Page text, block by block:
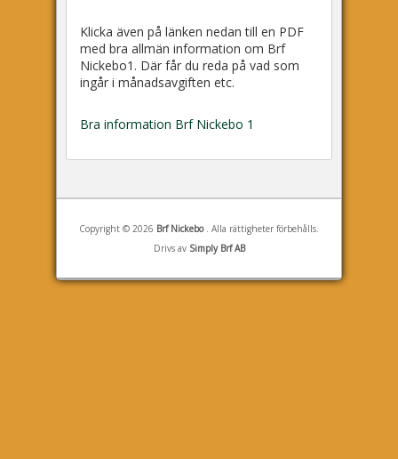
Klicka även på länken nedan till en PDF
med bra allmän information om Brf
Nickebo1. Där får du reda på vad som
ingår i månadsavgiften etc.
Bra information Brf Nickebo 1
Copyright © 2026 Brf Nickebo . Alla rättigheter förbehålls.
Drivs av Simply Brf AB